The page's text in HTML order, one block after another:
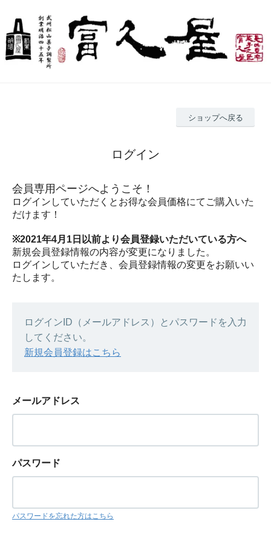
ショップへ戻る
ログイン
会員専用ページへようこそ！
ログインしていただくとお得な会員価格にてご購入いた
だけます！
※2021年4月1日以前より会員登録いただいている方へ
新規会員登録情報の内容が変更になりました。
ログインしていただき、会員登録情報の変更をお願いい
たします。
ログインID（メールアドレス）とパスワードを入力
してください。
新規会員登録はこちら
メールアドレス
パスワード
パスワードを忘れた方はこちら